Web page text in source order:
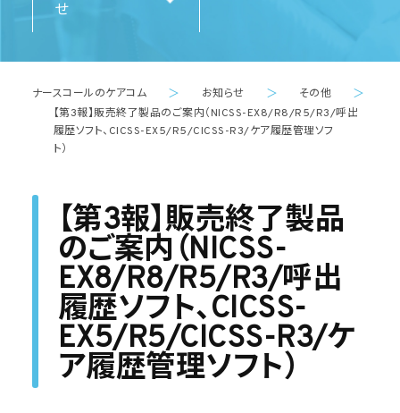
せ
ナースコールのケアコム ＞ お知らせ ＞ その他 ＞
【第3報】販売終了製品のご案内（NICSS-EX8/R8/R5/R3/呼出
履歴ソフト、CICSS-EX5/R5/CICSS-R3/ケア履歴管理ソフ
ト）
【第3報】販売終了製品
のご案内（NICSS-
EX8/R8/R5/R3/呼出
履歴ソフト、CICSS-
EX5/R5/CICSS-R3/ケ
ア履歴管理ソフト）